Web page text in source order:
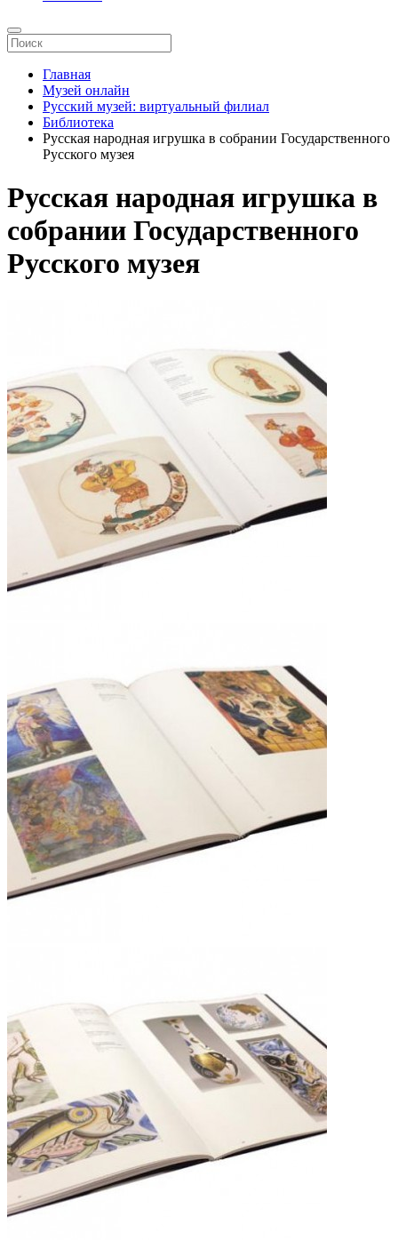
Главная
Музей онлайн
Русский музей: виртуальный филиал
Библиотека
Русская народная игрушка в собрании Государственного
Русского музея
Русская народная игрушка в
собрании Государственного
Русского музея